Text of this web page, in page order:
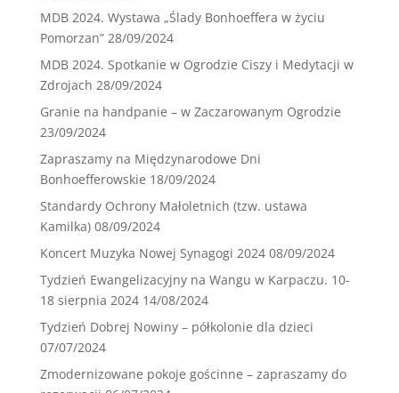
MDB 2024. Wystawa „Ślady Bonhoeffera w życiu
Pomorzan” 28/09/2024
MDB 2024. Spotkanie w Ogrodzie Ciszy i Medytacji w
Zdrojach 28/09/2024
Granie na handpanie – w Zaczarowanym Ogrodzie
23/09/2024
Zapraszamy na Międzynarodowe Dni
Bonhoefferowskie 18/09/2024
Standardy Ochrony Małoletnich (tzw. ustawa
Kamilka) 08/09/2024
Koncert Muzyka Nowej Synagogi 2024 08/09/2024
Tydzień Ewangelizacyjny na Wangu w Karpaczu. 10-
18 sierpnia 2024 14/08/2024
Tydzień Dobrej Nowiny – półkolonie dla dzieci
07/07/2024
Zmodernizowane pokoje gościnne – zapraszamy do